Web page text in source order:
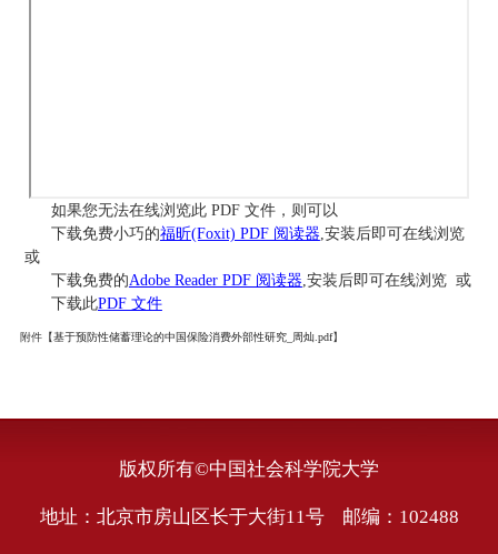
如果您无法在线浏览此 PDF 文件，则可以
下载免费小巧的福昕(Foxit) PDF 阅读器 ,安装后即可在线浏览
或
下载免费的Adobe Reader PDF 阅读器 ,安装后即可在线浏览 或
下载此PDF 文件
附件【基于预防性储蓄理论的中国保险消费外部性研究_周灿.pdf】
版权所有©中国社会科学院大学
地址：北京市房山区长于大街11号 邮编：102488